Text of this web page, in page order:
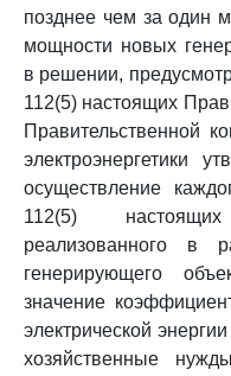
позднее чем за один
мощности новых
в решении,
112(5) настоящих
Правительственной
электроэнергетики
осуществление
112(5)
реализованного в
генерирующего
значение
электрической
хозяйственные